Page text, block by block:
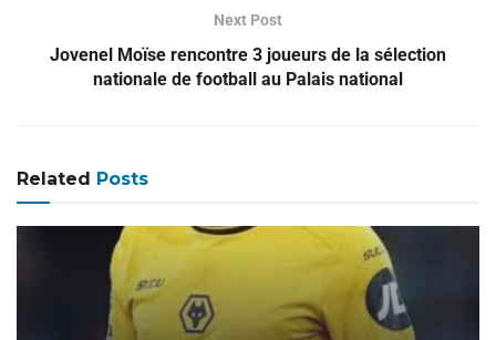
Next Post
Jovenel Moïse rencontre 3 joueurs de la sélection
nationale de football au Palais national
Related Posts